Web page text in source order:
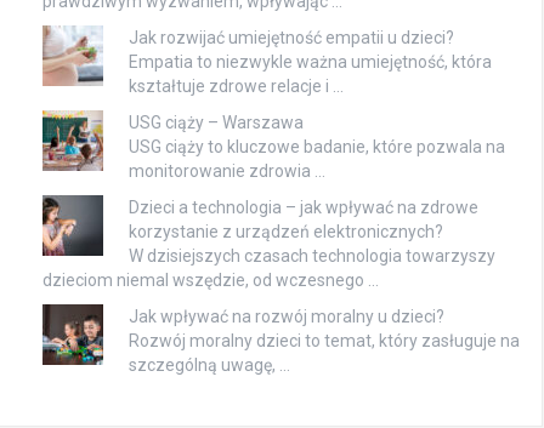
Jak rozwijać umiejętność empatii u dzieci?
Empatia to niezwykle ważna umiejętność, która
kształtuje zdrowe relacje i …
USG ciąży – Warszawa
USG ciąży to kluczowe badanie, które pozwala na
monitorowanie zdrowia …
Dzieci a technologia – jak wpływać na zdrowe
korzystanie z urządzeń elektronicznych?
W dzisiejszych czasach technologia towarzyszy
dzieciom niemal wszędzie, od wczesnego …
Jak wpływać na rozwój moralny u dzieci?
Rozwój moralny dzieci to temat, który zasługuje na
szczególną uwagę, …